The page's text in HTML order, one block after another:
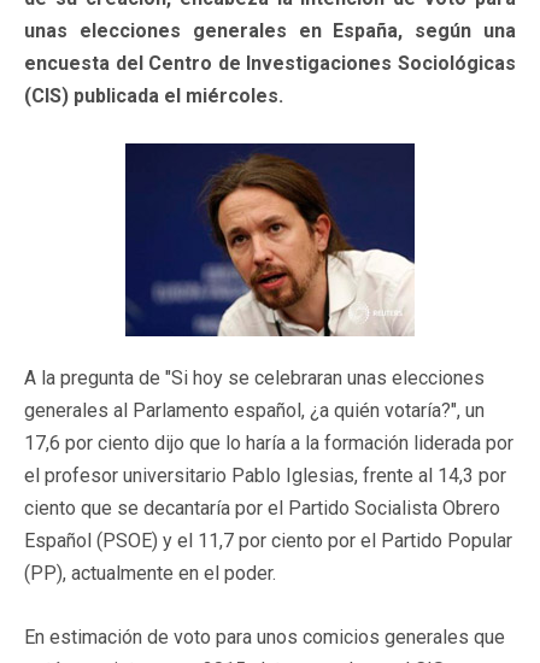
unas elecciones generales en España, según una
encuesta del Centro de Investigaciones Sociológicas
(CIS) publicada el miércoles.
A la pregunta de "Si hoy se celebraran unas elecciones
generales al Parlamento español, ¿a quién votaría?", un
17,6 por ciento dijo que lo haría a la formación liderada por
el profesor universitario Pablo Iglesias, frente al 14,3 por
ciento que se decantaría por el Partido Socialista Obrero
Español (PSOE) y el 11,7 por ciento por el Partido Popular
(PP), actualmente en el poder.
En estimación de voto para unos comicios generales que